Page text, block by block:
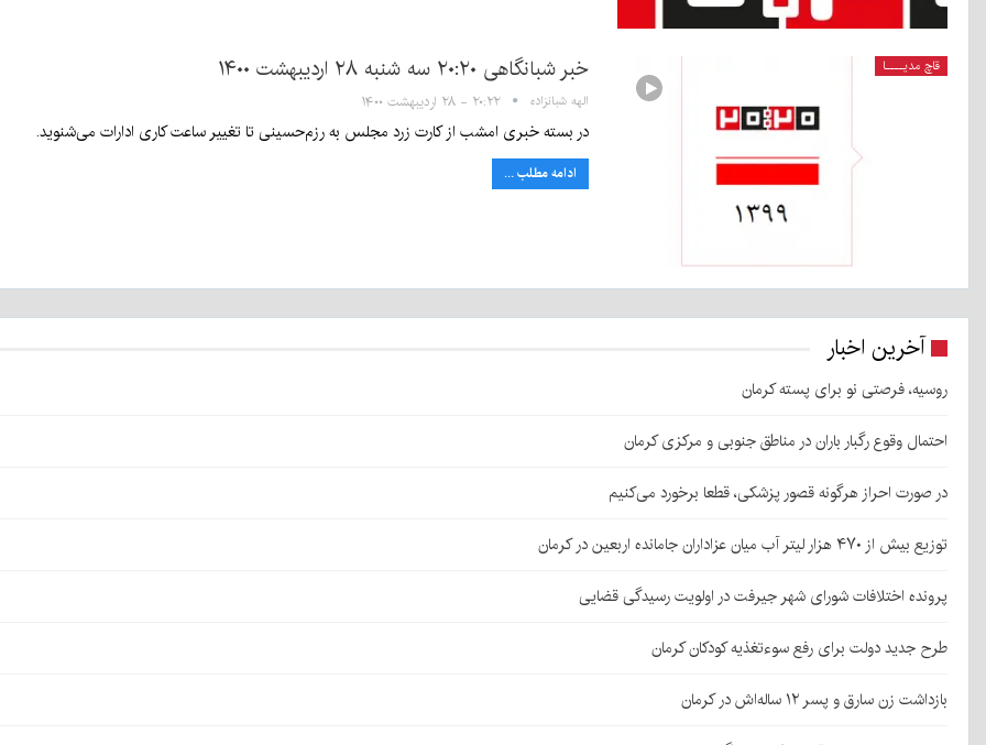
قاچ مدیــــا خبر شبانگاهی ٢۰:٢٠ سه شنبه ۲۸ اردیبهشت ۱۴۰۰
الهه شبانزاده ۲۰:۲۲ - ۲۸ اردیبهشت ۱۴۰۰
در بسته خبری امشب از کارت زرد مجلس به رزم‌حسینی تا تغییر ساعت کاری ادارات می‌شنوید.
ادامه مطلب ...
آخرین اخبار
روسیه، فرصتی نو برای پسته کرمان
احتمال وقوع رگبار باران در مناطق جنوبی و مرکزی کرمان
در صورت احراز هرگونه قصور پزشکی، قطعا برخورد می‌کنیم
توزیع بیش از ۴۷۰ هزار لیتر آب میان عزاداران جامانده اربعین در کرمان
پرونده اختلافات شورای شهر جیرفت در اولویت رسیدگی قضایی
طرح جدید دولت برای رفع سوءتغذیه کودکان کرمان
بازداشت زن سارق و پسر ۱۲ ساله‌اش در کرمان